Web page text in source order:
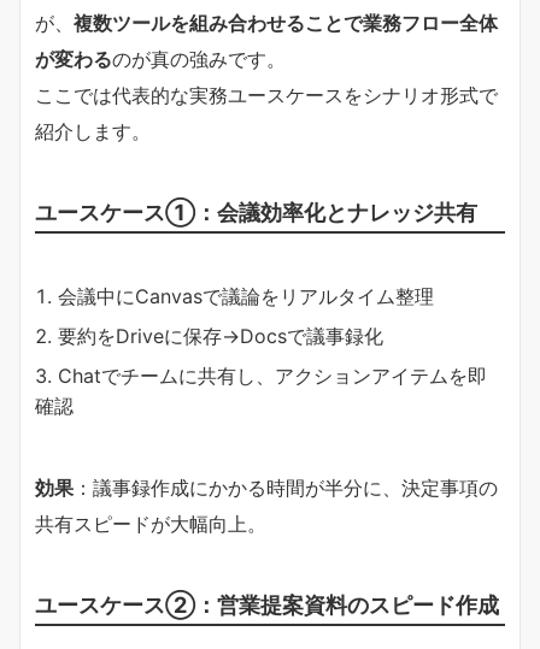
が、 複数ツールを組み合わせることで業務フロー全体
が変わるのが真の強みです。
ここでは代表的な実務ユースケースをシナリオ形式で
紹介します。
ユースケース①：会議効率化とナレッジ共有
会議中にCanvasで議論をリアルタイム整理
要約をDriveに保存→Docsで議事録化
Chatでチームに共有し、アクションアイテムを即
確認
効果 ：議事録作成にかかる時間が半分に、決定事項の
共有スピードが大幅向上。
ユースケース②：営業提案資料のスピード作成